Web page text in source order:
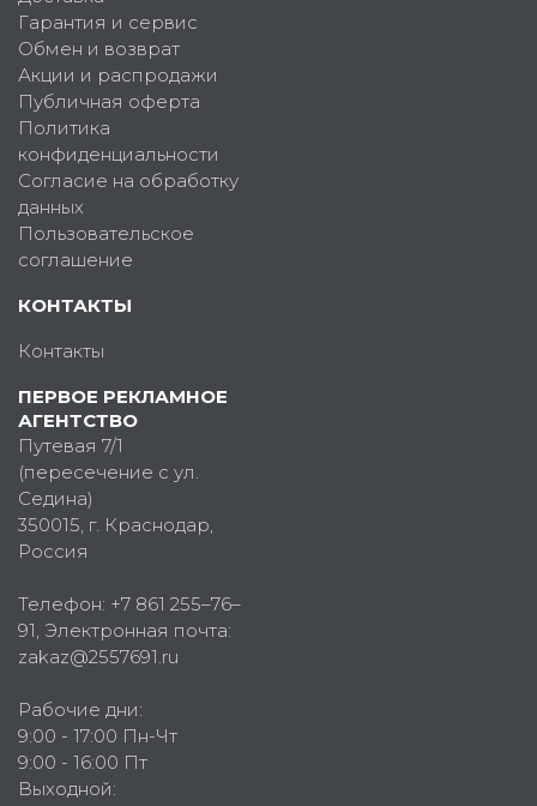
Гарантия и сервис
Обмен и возврат
Акции и распродажи
Публичная оферта
Политика
конфиденциальности
Согласие на обработку
данных
Пользовательское
соглашение
КОНТАКТЫ
Контакты
ПЕРВОЕ РЕКЛАМНОЕ
АГЕНТСТВО
Путевая 7/1
(пересечение с ул.
Седина)
350015 , г. Краснодар,
Россия
Телефон: +7 861 255–76–
91 , Электронная почта:
zakaz@2557691.ru
Рабочие дни:
9:00 - 17:00 Пн-Чт
9:00 - 16:00 Пт
Выходной: